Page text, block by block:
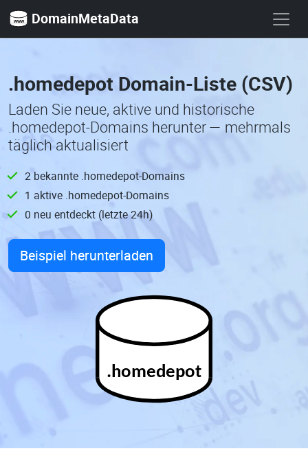
DomainMetaData
.homedepot Domain-Liste (CSV)
Laden Sie neue, aktive und historische
.homedepot-Domains herunter — mehrmals
täglich aktualisiert
2 bekannte .homedepot-Domains
1 aktive .homedepot-Domains
0 neu entdeckt (letzte 24h)
Beispiel herunterladen
.homedepot